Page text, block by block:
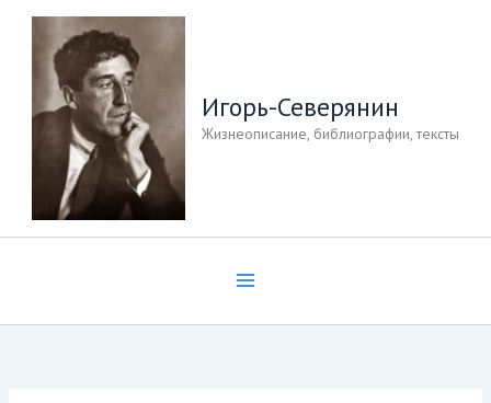
Перейти
содержимому
Игорь-Северянин
Жизнеописание, библиографии, тексты